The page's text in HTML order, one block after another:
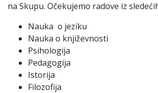
na Skupu. Očekujemo radove iz
Nauka o jeziku
Nauka o književnosti
Psihologija
Pedagogija
Istorija
Filozofija